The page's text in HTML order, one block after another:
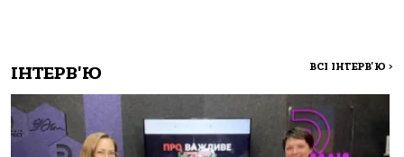
ІНТЕРВ'Ю ВСІ ІНТЕРВ'Ю >